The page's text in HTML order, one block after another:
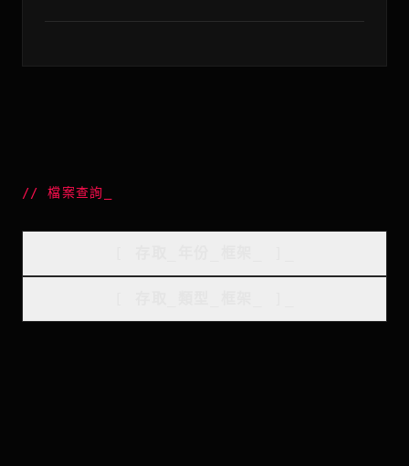
//檔案查詢